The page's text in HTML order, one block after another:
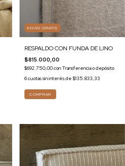
ENVÍO GRATIS
RESPALDO CON FUNDA DE LINO
$815.000,00
$692.750,00conTransferencia o depósito
6cuotas sin interés de $135.833,33
COMPRAR